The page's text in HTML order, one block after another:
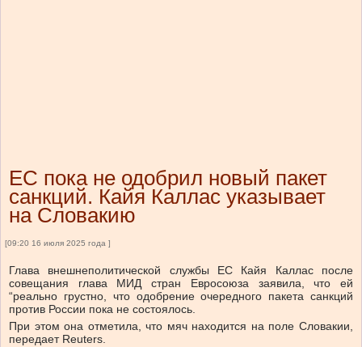
ЕС пока не одобрил новый пакет
санкций. Кайя Каллас указывает
на Словакию
[09:20 16 июля 2025 года ]
Глава внешнеполитической службы ЕС Кайя Каллас после
совещания глава МИД стран Евросоюза заявила, что ей
“реально грустно, что одобрение очередного пакета санкций
против России пока не состоялось.
При этом она отметила, что мяч находится на поле Словакии,
передает Reuters.